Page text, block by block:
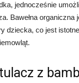
jednocześnie
Bawełna
dziecka, co jest
z